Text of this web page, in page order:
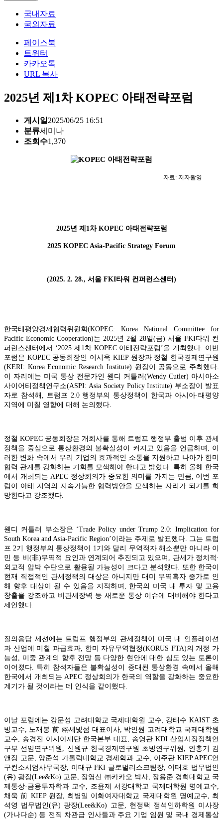
국내자료
국외자료
페이스북
트위터
카카오톡
URL 복사
2025년 제1차 KOPEC 아태전략포럼
게시일 2025/06/25 16:51
분류세미나
조회수1,370
자료: 저자촬영
2025년 제 1 차 KOPEC 아태전략포럼
2025 KOPEC Asia-Pacific Strategy Forum
(2025. 2. 28., 서울 FKI타워 컨퍼런스센터 )
한국태평양경제협력위원회(KOPEC: Korea National Committee for
Pacific Economic Cooperation)는 2025년 2월 28일(금) 서울 FKI타워 컨
퍼런스센터에서 ‘2025 제 1 차 KOPEC 아태전략포럼 ’을 개최했다
이번
포럼은 KOPEC 공동회장인 이시욱 KIEP 원장과 정철 한국경제연구원
(KERI: Korea Economic Research Institute) 원장이 공동으로 주최했다
이 자리에는 미국 통상 전문가인 웬디 커틀러(Wendy Cutler) 아시아소
사이어티정책연구소(ASPI: Asia Society Policy Institute) 부소장이 발표
자로 참석해
트럼프 2.0 행정부의 통상정책이 한국과 아시아·태평양
지역에 미칠 영향에 대해 논의했다
정철 KOPEC 공동회장은 개회사를 통해 트럼프 행정부 출범 이후 관세
정책을 중심으로 통상환경의 불확실성이 커지고 있음을 언급하며
이
러한 변화 속에서 우리 기업의 효과적인 소통을 지원하고 나아가 한미
협력 관계를 강화하는 기회를 모색해야 한다고 밝혔다 특히 올해 한국
에서 개최되는 APEC 정상회의가 중요한 의미를 가지는 만큼
이번 포
럼이 아태 지역의 지속가능한 협력방안을 모색하는 자리가 되기를 희
망한다고 강조했다
웬디 커틀러 부소장은 ‘Trade Policy under Trump 2.0: Implication for
South Korea and Asia-Pacific Region’이라는 주제로 발표했다
그는 트럼
프 2기 행정부의 통상정책이 1 기와 달리 무역적자 해소뿐만 아니라 이
민 등 비(非)무역적 요인과 연계되어 추진되고 있으며 관세가 정치적 ·
외교적 압박 수단으로 활용될 가능성이 크다고 분석했다
또한 한국이
현재 직접적인 관세정책의 대상은 아니지만 대미 무역흑자 증가로 인
해 향후 대상이 될 수 있음을 지적하며
한국의 미국 내 투자 및 고용
창출을 강조하고 비관세장벽 등 새로운 통상 이슈에 대비해야 한다고
제언했다
질의응답 세션에는 트럼프 행정부의 관세정책이 미국 내 인플레이션
과 산업에 미칠 파급효과, 한미 자유무역협정(KORUS FTA)의 개정 가
능성
미 중 관계의 향후 전망 등 다양한 현안에 대한 심도 있는 토론이
이어졌다
특히 참석자들은 불확실성이 증대된 통상환경 속에서 올해
한국에서 개최되는 APEC 정상회의가 한국의 역할을 강화하는 중요한
계기가 될 것이라는 데 인식을 같이했다
이날 포럼에는 강문성 고려대학교 국제대학원 교수 강태수 KAIST 초
빙교수
노재봉 前 ㈜세빛섬 대표이사, 박인원 고려대학교 국제대학원
교수
송경진 아시아재단 한국본부 대표 송영관 KDI 산업시장정책연
구부 선임연구위원
신원규 한국경제연구원 초빙연구위원
안총기 김
앤장 고문
양준석 가톨릭대학교 경제학과 교수 이주관 KIEP APEC연
구컨소시엄사무국장
이태규FKI 글로벌리스크팀장, 이태호 법무법인
(유) 광장(Lee&Ko) 고문 장영신 ㈜카카오 박사, 장용준 경희대학교 국
제통상· 금융투자학과 교수 조윤제 서강대학교 국제대학원 명예교수
채욱前 KIEP 원장, 최병일 이화여자대학교 국제대학원 명예교수
최
석영 법무법인(유) 광장(Lee&Ko) 고문
현정택 정석인하학원 이사장
(가나다순) 등 전직 차관급 인사들과 주요 기업 임원 및 국내 경제통상